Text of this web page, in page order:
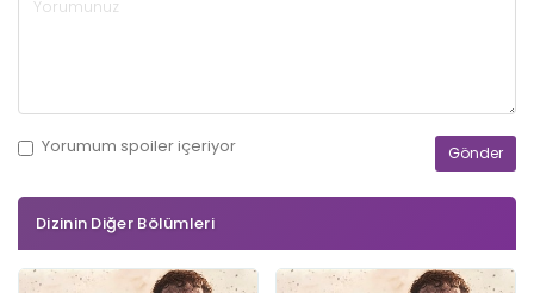
Yorumum spoileriçeriyor
Dizinin Diğer Bölümleri